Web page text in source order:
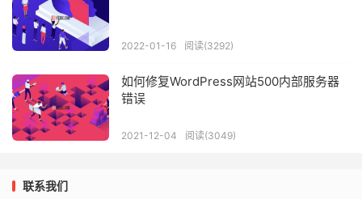
2022-01-16 阅读(3292)
如何修复WordPress网站500内部服务器
错误
2021-12-04 阅读(3049)
联系我们